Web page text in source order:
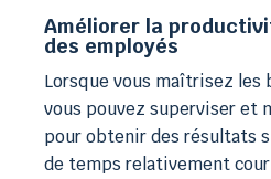
Améliorer la
des employés
Lorsque vous maîtrisez les
vous pouvez superviser et
pour obtenir des résultats
de temps relativement